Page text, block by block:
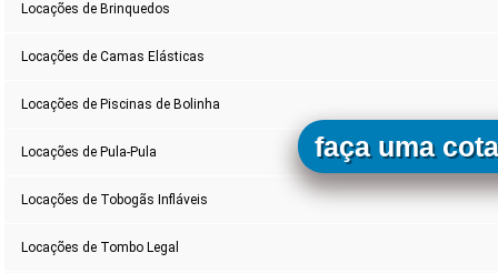
Locações de Brinquedos
Locações de Camas Elásticas
Locações de Piscinas de Bolinha
Locações de Pula-Pula
Locações de Tobogãs Infláveis
Locações de Tombo Legal
faça uma